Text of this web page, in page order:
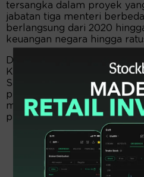
tersangka dalam proyek
jabatan tiga menteri
berlangsung dari 2020
keuangan negara hingga
Dalam keterangannya di
Kamis (22/5/2025), Kepala
Safrianto Zuriat Putra
pelaksanaan PDNS ini
menteri. Ketiga menteri itu,
perencanaan awal proyek.